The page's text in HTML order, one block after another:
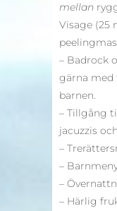
mellan
Visage (25
– Badrock
gärna med
barnen.
– Tillgång
jacuzzis
–
–
–
– Härlig